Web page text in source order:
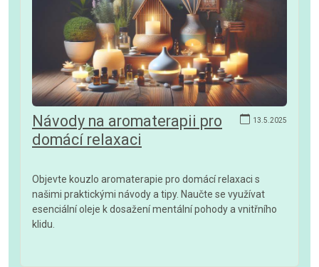
13.5.2025
Návody na aromaterapii pro
domácí relaxaci
Objevte kouzlo aromaterapie pro domácí relaxaci s
našimi praktickými návody a tipy. Naučte se využívat
esenciální oleje k dosažení mentální pohody a vnitřního
klidu.